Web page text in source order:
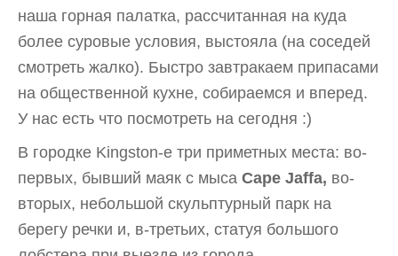
наша горная палатка, рассчитанная на куда
более суровые условия, выстояла (на соседей
смотреть жалко). Быстро завтракаем припасами
на общественной кухне, собираемся и вперед.
У нас есть что посмотреть на сегодня :)
В городке Kingston-е три приметных места: во-
первых, бывший маяк с мыса Cape Jaffa, во-
вторых, небольшой скульптурный парк на
берегу речки и, в-третьих, статуя большого